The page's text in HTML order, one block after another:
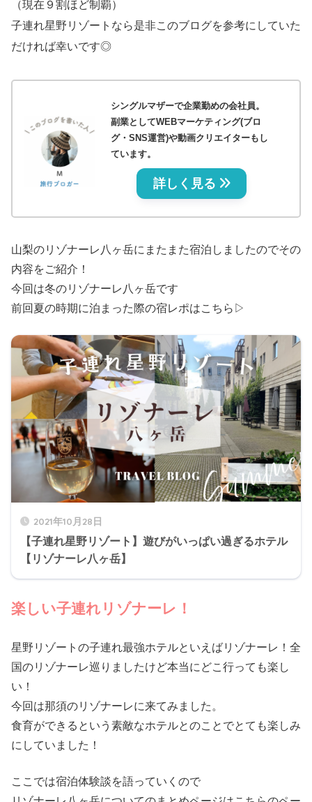
（現在９割ほど制覇）
子連れ星野リゾートなら是非このブログを参考にしていた
だければ幸いです◎
シングルマザーで企業勤めの会社員。
副業としてWEBマーケティング(ブロ
グ・SNS運営)や動画クリエイターもし
ています。
詳しく見る
山梨のリゾナーレ八ヶ岳にまたまた宿泊しましたのでその
内容をご紹介！
今回は冬のリゾナーレ八ヶ岳です
前回夏の時期に泊まった際の宿レポはこちら▷
2021年10月28日
【子連れ星野リゾート】遊びがいっぱい過ぎるホテル
【リゾナーレ八ヶ岳】
楽しい子連れリゾナーレ！
星野リゾートの子連れ最強ホテルといえばリゾナーレ！全
国のリゾナーレ巡りましたけど本当にどこ行っても楽し
い！
今回は那須のリゾナーレに来てみました。
食育ができるという素敵なホテルとのことでとても楽しみ
にしていました！
ここでは宿泊体験談を語っていくので